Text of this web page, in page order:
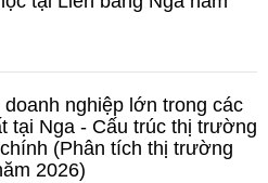
nghiệp lớn trong các
tại Nga - Cấu trúc thị trường
(Phân tích thị trường
2026)